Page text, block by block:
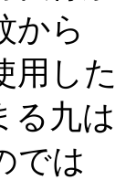
から
用し
る九
では